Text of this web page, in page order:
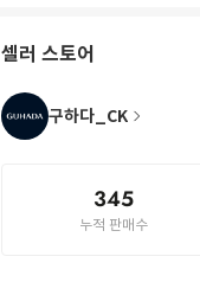
셀러 스토어
구하다_CK
345
누적 판매수